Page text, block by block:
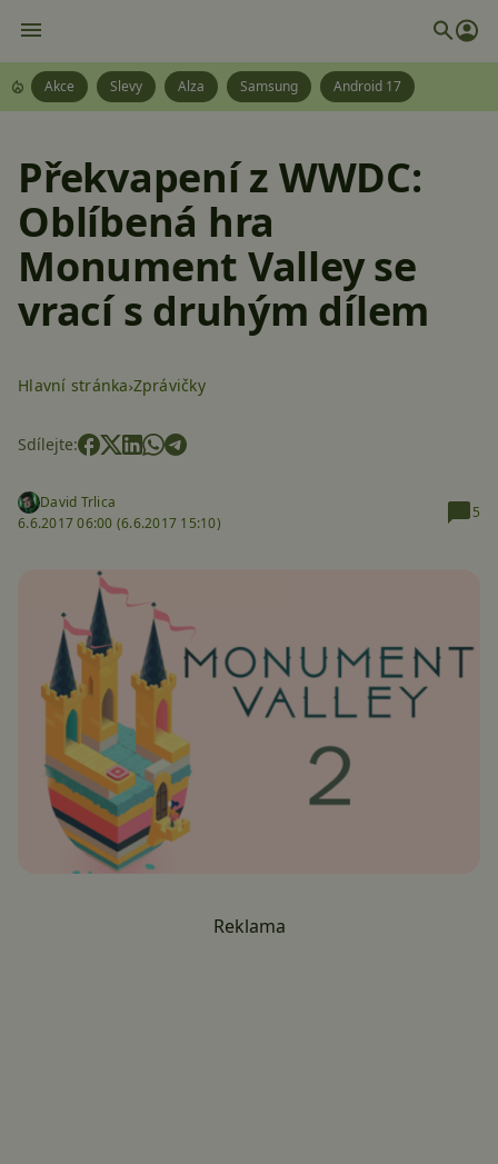
Akce Slevy Alza Samsung Android 17
Překvapení z WWDC:
Oblíbená hra
Monument Valley se
vrací s druhým dílem
Hlavní stránka Zprávičky
Sdílejte:
David Trlica
6.6.2017 06:00 (6.6.2017 15:10)
5
Reklama